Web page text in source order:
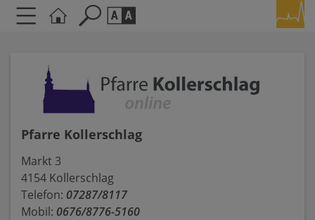
Schriftgröße
AA A
Kontrasteinstellungen
A A A
Pfarre Kollerschlag
Markt 3
4154 Kollerschlag
Telefon: 07287/8117
Mobil: 0676/8776-5160